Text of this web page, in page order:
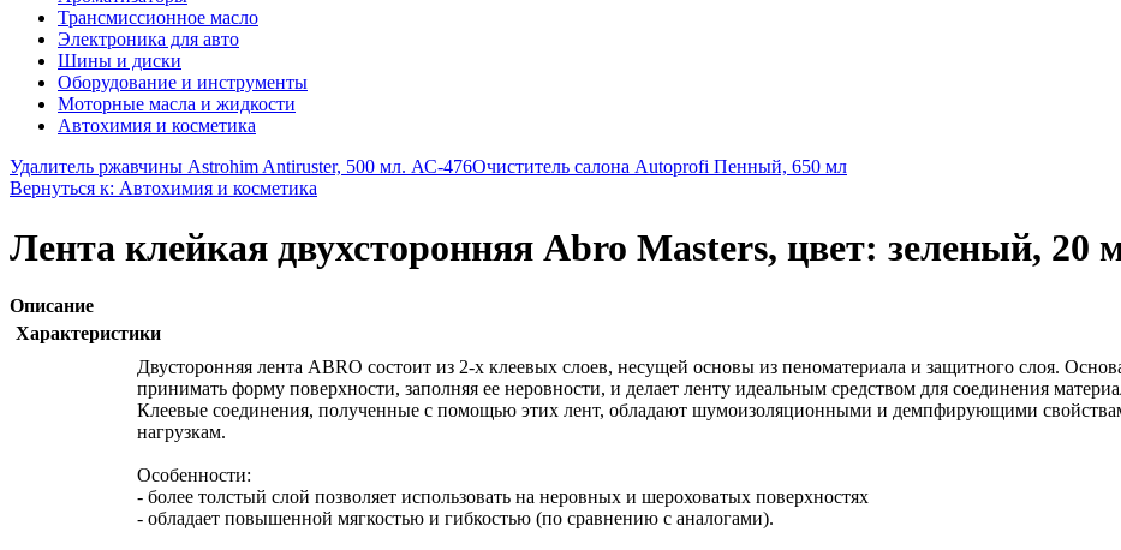
Трансмиссионное масло
Электроника для авто
Шины и диски
Оборудование и инструменты
Моторные масла и жидкости
Автохимия и косметика
Удалитель ржавчины Astrohim Antiruster, 500 мл. АС-476Очиститель салона Autoprofi Пенный, 650 мл
Вернуться к: Автохимия и косметика
Лента клейкая двухсторонняя Abro Masters, цвет: зеленый, 20
Описание
Характеристики
Двусторонняя лента АBRO состоит из 2-х клеевых слоев, несущей основы из пеноматериала и защитного слоя.
принимать форму поверхности, заполняя ее неровности, и делает ленту идеальным средством для соединения
Клеевые соединения, полученные с помощью этих лент, обладают шумоизоляционными и демпфирующими
нагрузкам.
Особенности:
- более толстый слой позволяет использовать на неровных и шероховатых поверхностях
- обладает повышенной мягкостью и гибкостью (по сравнению с аналогами).